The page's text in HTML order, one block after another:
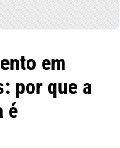
em
por que a
é